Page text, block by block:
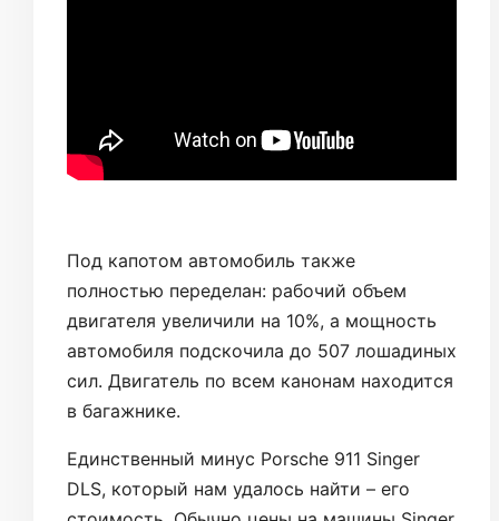
Под капотом автомобиль также
полностью переделан: рабочий объем
двигателя увеличили на 10%, а мощность
автомобиля подскочила до 507 лошадиных
сил. Двигатель по всем канонам находится
в багажнике.
Единственный минус Porsche 911 Singer
DLS, который нам удалось найти – его